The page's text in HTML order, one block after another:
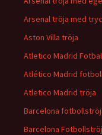
Arsenal tröja med
Aston Villa tröja
Atletico Madrid
Atlético Madrid
Atletico Madrid tröja
Barcelona
Barcelona